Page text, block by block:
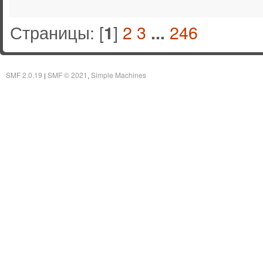
Страницы: [1] 2 3 ... 246
SMF 2.0.19 | SMF © 2021 Simple Machines